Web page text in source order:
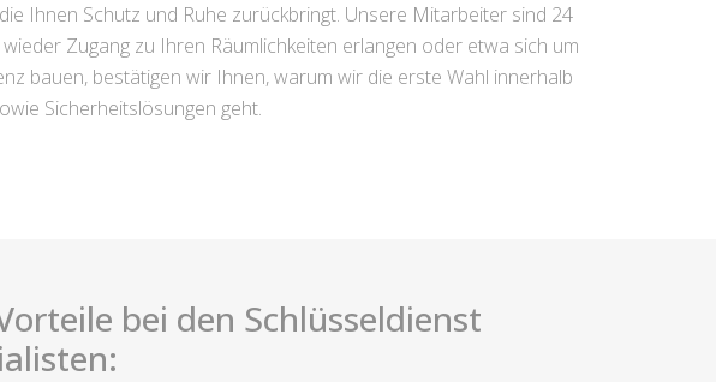
Ihnen Schutz und Ruhe zurückbringt. Unsere Mitarbeiter sind 24
Zugang zu Ihren Räumlichkeiten erlangen oder etwa sich um
bauen, bestätigen wir Ihnen, warum wir die erste Wahl innerhalb
Sicherheitslösungen geht.
bei den Schlüsseldienst